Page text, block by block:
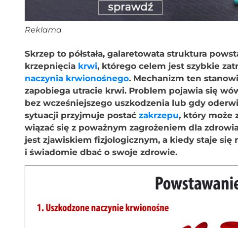
Reklama
Skrzep to półstała, galaretowata struktura
krzepnięcia krwi, którego celem jest szybkie
naczynia krwionośnego. Mechanizm ten
zapobiega utracie krwi. Problem pojawia się
bez wcześniejszego uszkodzenia lub gdy
sytuacji przyjmuje postaćzakrzepu, który może
wiązać się z poważnym zagrożeniem dla
jest zjawiskiem fizjologicznym, a kiedy staje się
i świadomie dbać o swoje zdrowie.